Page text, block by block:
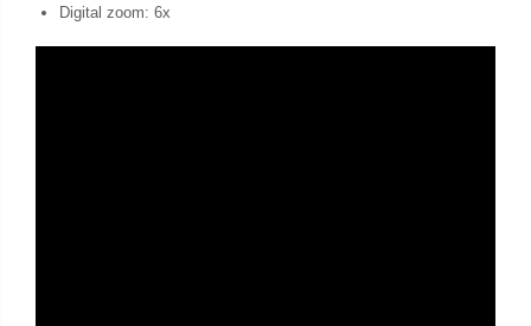
Digital zoom: 6x